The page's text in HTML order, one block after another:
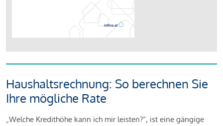
Haushaltsrechnung: So berechnen Sie
Ihre mögliche Rate
„Welche Kredithöhe kann ich mir leisten?“, ist eine gängige